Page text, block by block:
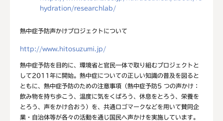
hydration/researchlab/
熱中症予防声かけプロジェクトについて
http://www.hitosuzumi.jp/
熱中症予防を目的に、環境省と官民一体で取り組むプロジェクトと
して2011年に開始。熱中症についての正しい知識の普及を図ると
ともに、熱中症予防のための注意事項（熱中症予防5 つの声かけ：
飲み物を持ち歩こう、温度に気をくばろう、休息をとろう、栄養を
とろう、声をかけ合おう）を、共通ロゴマークなどを用いて賛同企
業・自治体等が各々の活動を通じ国民へ声かけを実施しています。